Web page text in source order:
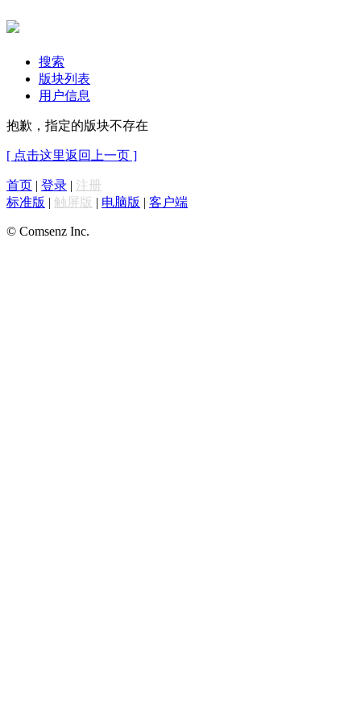
搜索
版块列表
用户信息
抱歉，指定的版块不存在
[ 点击这里返回上一页 ]
首页 | 登录 | 注册
标准版 | 触屏版 | 电脑版 | 客户端
© Comsenz Inc.